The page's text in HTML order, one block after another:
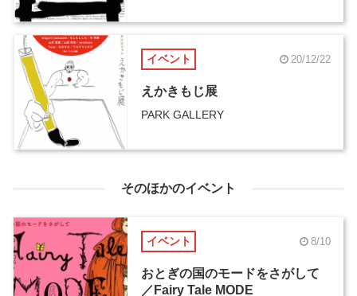
イベント 20/12/22
えかきもじ展
PARK GALLERY
そのほかのイベント
イベント 8/10
おとぎの国のモードをさがして
／Fairy Tale MODE